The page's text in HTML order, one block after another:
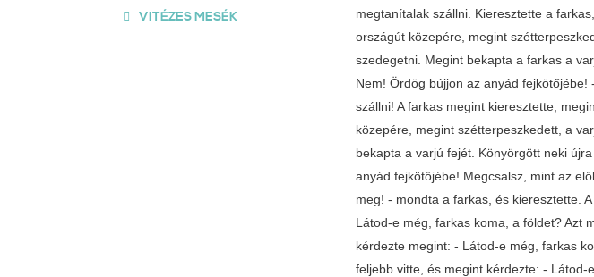
megtanítalak szállni. Kieresztette a
országút közepére, megint
szedegetni. Megint bekapta a farkas a
Nem! Ördög bújjon az anyád
szállni! A farkas megint kieresztette,
közepére, megint szétterpeszkedett, a
bekapta a varjú fejét. Könyörgött neki
anyád fejkötőjébe! Megcsalsz, mint az
meg! - mondta a farkas, és kieresztette.
Látod-e még, farkas koma, a földet? Azt
kérdezte megint: - Látod-e még, farkas
feljebb vitte, és megint kérdezte: -
VITÉZES MESÉK